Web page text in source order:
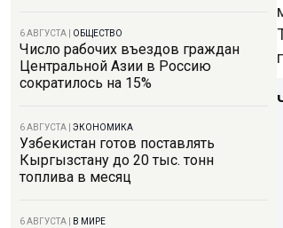
6 АВГУСТА ОБЩЕСТВО
Число рабочих въездов граждан
Центральной Азии в Россию
сократилось на 15%
6 АВГУСТА ЭКОНОМИКА
Узбекистан готов поставлять
Кыргызстану до 20 тыс. тонн
топлива в месяц
6 АВГУСТА В МИРЕ